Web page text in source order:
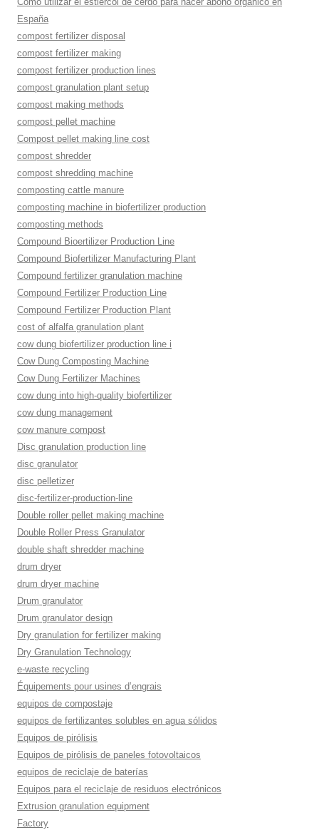
España
compost fertilizer disposal
compost fertilizer making
compost fertilizer production lines
compost granulation plant setup
compost making methods
compost pellet machine
Compost pellet making line cost
compost shredder
compost shredding machine
composting cattle manure
composting machine in biofertilizer production
composting methods
Compound Bioertilizer Production Line
Compound Biofertilizer Manufacturing Plant
Compound fertilizer granulation machine
Compound Fertilizer Production Line
Compound Fertilizer Production Plant
cost of alfalfa granulation plant
cow dung biofertilizer production line i
Cow Dung Composting Machine
Cow Dung Fertilizer Machines
cow dung into high-quality biofertilizer
cow dung management
cow manure compost
Disc granulation production line
disc granulator
disc pelletizer
disc-fertilizer-production-line
Double roller pellet making machine
Double Roller Press Granulator
double shaft shredder machine
drum dryer
drum dryer machine
Drum granulator
Drum granulator design
Dry granulation for fertilizer making
Dry Granulation Technology
e-waste recycling
Équipements pour usines d’engrais
equipos de compostaje
equipos de fertilizantes solubles en agua sólidos
Equipos de pirólisis
Equipos de pirólisis de paneles fotovoltaicos
equipos de reciclaje de baterías
Equipos para el reciclaje de residuos electrónicos
Extrusion granulation equipment
Factory